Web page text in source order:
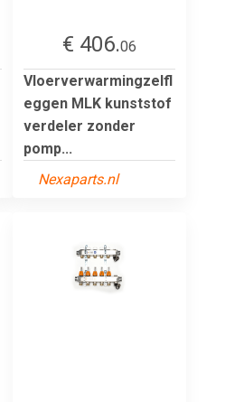
€ 406.06
Vloerverwarmingzelfl
eggen MLK kunststof
verdeler zonder
pomp...
Nexaparts.nl